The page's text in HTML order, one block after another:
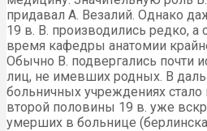
придавал А. Везалий. Однако
19 в. В. производились редко,
время кафедры анатомии
Обычно В. подвергались почти
лиц, не имевших родных. В
больничных учреждениях стало
второй половины 19 в. уже
умерших в больнице